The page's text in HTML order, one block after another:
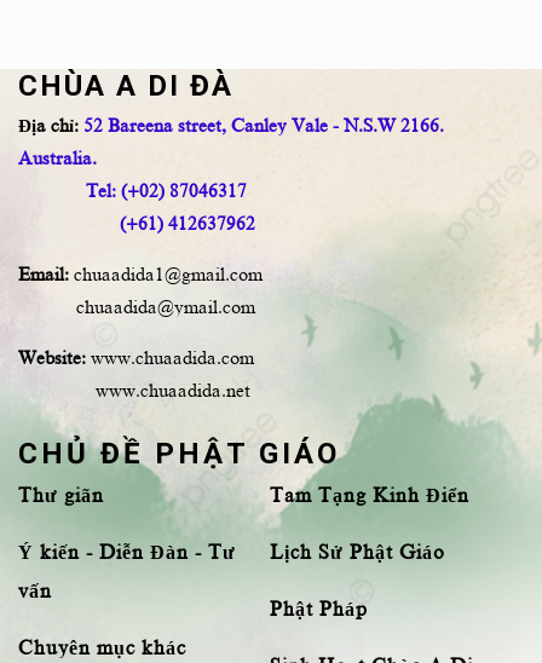
CHÙA A DI ĐÀ
Địa chỉ: 52 Bareena street, Canley Vale - N.S.W 2166.
Australia.
Tel: (+02) 87046317
(+61) 412637962
Email: chuaadida1@gmail.com
chuaadida@ymail.com
Website: www.chuaadida.com
www.chuaadida.net
CHỦ ĐỀ PHẬT GIÁO
Thư giãn
Ý kiến - Diễn Đàn - Tư
vấn
Chuyên mục khác
Tam Tạng Kinh Điển
Lịch Sử Phật Giáo
Phật Pháp